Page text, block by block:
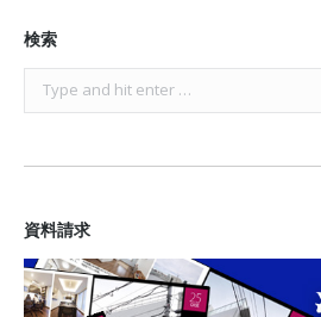
検索
Search:
資料請求